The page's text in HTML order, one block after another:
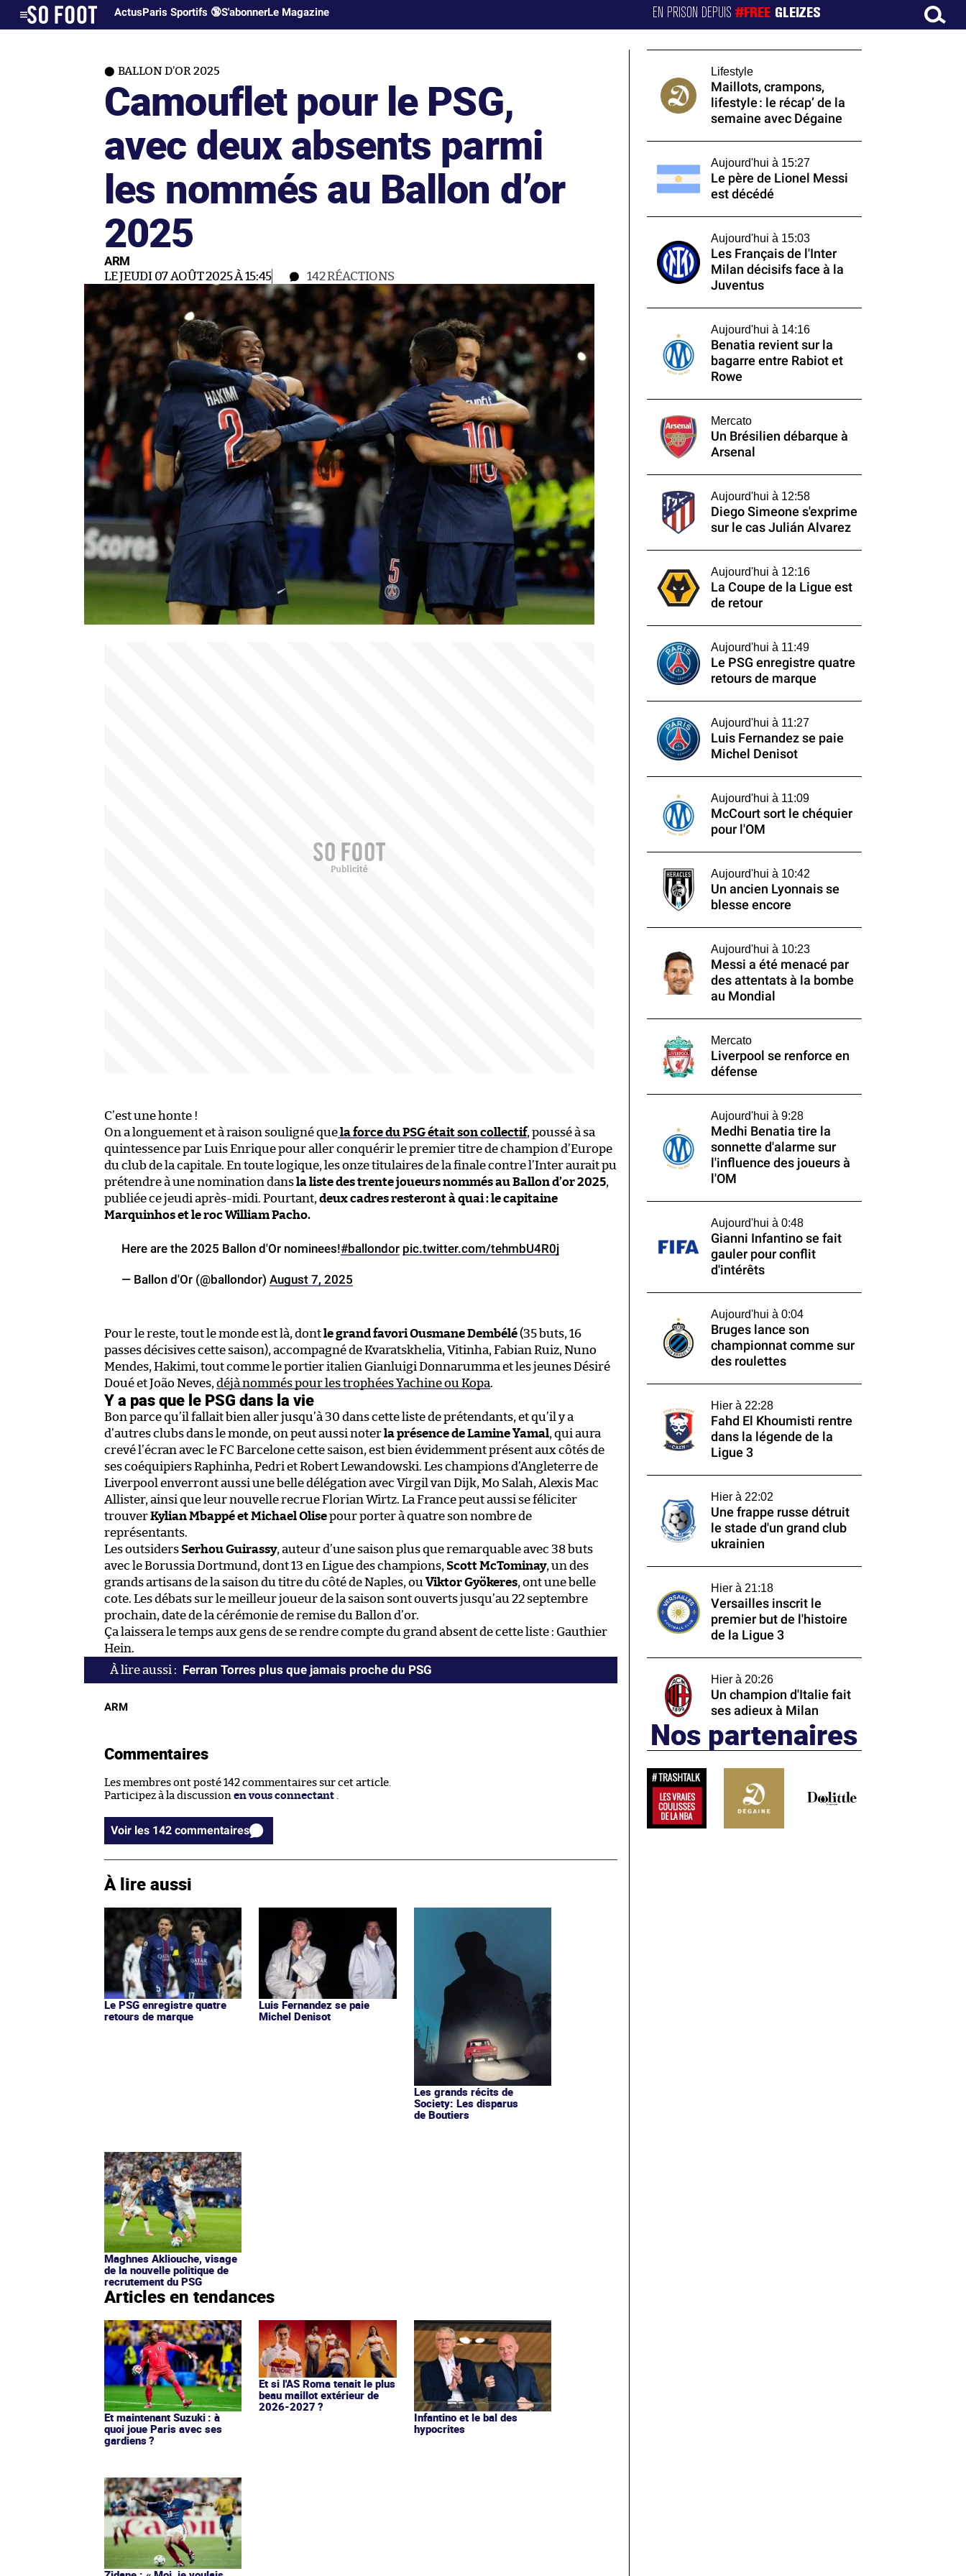
ActusParis Sportifs 🔞S'abonnerLe Magazine EN PRISON DEPUIS#FREE GLEIZES
BALLON D’OR 2025
Camouflet pour le PSG,
avec deux absents parmi
les nommés au Ballon d’or
2025
ARM
LE JEUDI 07 AOÛT 2025 À 15:45 142RÉACTIONS
C’est une honte !
On a longuement et à raison souligné quela force du PSG était son collectif, poussé à sa
quintessence par Luis Enrique pour aller conquérir le premier titre de champion d’Europe
du club de la capitale. En toute logique, les onze titulaires de la finale contre l’Inter aurait pu
prétendre à une nomination danslaliste des trente joueurs nommés au Ballon d’or2025,
publiée ce jeudi après-midi. Pourtant, deux cadres resteront à quai : le capitaine
Marquinhos et le roc William Pacho.
Here are the 2025 Ballon d'Or nominees!#ballondor pic.twitter.com/tehmbU4R0j
— Ballon d'Or (@ballondor) August 7, 2025
Pour le reste, tout le monde est là, dontle grand favori OusmaneDembélé(35 buts, 16
passes décisives cette saison), accompagné de Kvaratskhelia, Vitinha, Fabian Ruiz, Nuno
Mendes, Hakimi, tout comme le portier italien Gianluigi Donnarumma et les jeunes Désiré
Doué et João Neves, déjà nommés pour les trophées Yachine ou Kopa.
Y a pas que le PSG dans la vie
Bon parce qu’il fallait bien aller jusqu’à 30 dans cette liste de prétendants, et qu’il y a
d’autres clubs dans le monde, on peut aussi noterla présence de Lamine Yamal, qui aura
crevé l’écran avec le FC Barcelone cette saison, est bien évidemment présent aux côtés de
ses coéquipiers Raphinha, Pedri et Robert Lewandowski. Les champions d’Angleterre de
Liverpool enverront aussi une belle délégation avec Virgil van Dijk, Mo Salah, Alexis Mac
Allister, ainsi que leur nouvelle recrue Florian Wirtz. La France peut aussi se féliciter
trouverKylian Mbappé et Michael Olisepour porter à quatre son nombre de
représentants.
Les outsiders Serhou Guirassy, auteur d’une saison plus que remarquable avec 38 buts
avec le Borussia Dortmund, dont 13 en Ligue des champions, Scott McTominay, un des
grands artisans de la saison du titre du côté de Naples, ou Viktor Gyökeres, ont une belle
cote. Les débats sur le meilleur joueur de la saison sont ouverts jusqu’au 22 septembre
prochain, date de la cérémonie de remise du Ballon d’or.
Ça laissera le temps aux gens de se rendre compte du grand absent de cette liste : Gauthier
Hein.
Ferran Torres plus que jamais proche du PSG
ARM
Commentaires
Les membres ont posté 142 commentaires sur cet article.
Participez à la discussion en vous connectant
Voir les 142 commentaires
À lire aussi
Le PSG enregistre quatre
retours de marque
Luis Fernandez se paie
Michel Denisot
Les grands récits de
Society: Les disparus
de Boutiers
Maghnes Akliouche, visage
de la nouvelle politique de
recrutement du PSG
Articles en tendances
Et maintenant Suzuki : à
quoi joue Paris avec ses
gardiens ?
Et si l'AS Roma tenait le plus
beau maillot extérieur de
2026-2027 ?
Infantino et le bal des
hypocrites
Lifestyle
Maillots, crampons,
lifestyle : le récap’ de la
semaine avec Dégaine
Aujourd'hui à 15:27
Le père de Lionel Messi
est décédé
Aujourd'hui à 15:03
Les Français de l'Inter
Milan décisifs face à la
Juventus
Aujourd'hui à 14:16
Benatia revient sur la
bagarre entre Rabiot et
Rowe
Mercato
Un Brésilien débarque à
Arsenal
Aujourd'hui à 12:58
Diego Simeone s'exprime
sur le cas Julián Alvarez
Aujourd'hui à 12:16
La Coupe de la Ligue est
de retour
Aujourd'hui à 11:49
Le PSG enregistre quatre
retours de marque
Aujourd'hui à 11:27
Luis Fernandez se paie
Michel Denisot
Aujourd'hui à 11:09
McCourt sort le chéquier
pour l'OM
Aujourd'hui à 10:42
Un ancien Lyonnais se
blesse encore
Aujourd'hui à 10:23
Messi a été menacé par
des attentats à la bombe
au Mondial
Mercato
Liverpool se renforce en
défense
Aujourd'hui à 9:28
Medhi Benatia tire la
sonnette d'alarme sur
l'influence des joueurs à
l'OM
Aujourd'hui à 0:48
Gianni Infantino se fait
gauler pour conflit
d'intérêts
Aujourd'hui à 0:04
Bruges lance son
championnat comme sur
des roulettes
Hier à 22:28
Fahd El Khoumisti rentre
dans la légende de la
Ligue 3
Hier à 22:02
Une frappe russe détruit
le stade d'un grand club
ukrainien
Hier à 21:18
Versailles inscrit le
premier but de l'histoire
de la Ligue 3
Hier à 20:26
Un champion d'Italie fait
ses adieux à Milan
Nos partenaires